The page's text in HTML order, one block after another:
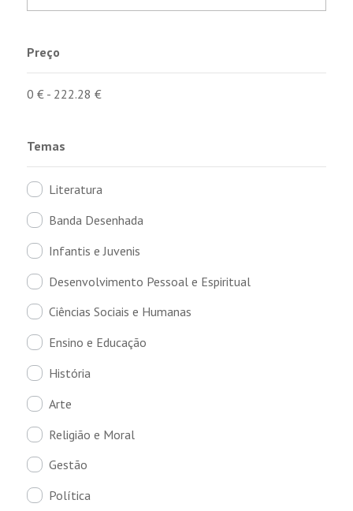
Preço
0 €- 222.28 €
Temas
Literatura
Banda Desenhada
Infantis e Juvenis
Desenvolvimento Pessoal e Espiritual
Ciências Sociais e Humanas
Ensino e Educação
História
Arte
Religião e Moral
Gestão
Política